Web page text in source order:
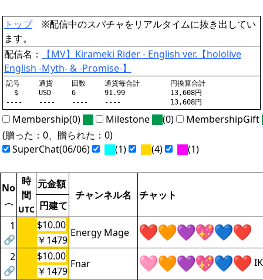
トップ※配信中のスパチャをリアルタイムに抜き出してい
ます。
配信名：
【MV】Kirameki Rider - English ver.【hololive
English -Myth- & -Promise-】
記号	通貨	回数	通貨毎合計	円換算合計
  $	USD	6	91.99		13,608円
Membership(0) Milestone (0)
MembershipGift
(贈った：0、贈られた：0)
SuperChat(06/06)
(1) (4) (1)
No
〈
時
間
UTC
元金額
チャンネル名
チャット
円建て
1
🔗
$10.00
Energy Mage
￥1479
2
🔗
$10.00
Fnar
￥1479